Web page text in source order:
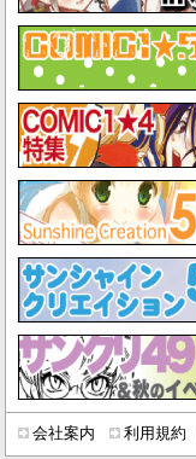
会社案内 利用規約